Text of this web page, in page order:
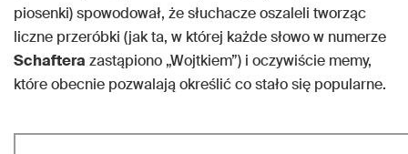
piosenki) spowodował, że słuchacze oszaleli tworząc
liczne przeróbki (jak ta, w której każde słowo w numerze
Schaftera zastąpiono „Wojtkiem”) i oczywiście memy,
które obecnie pozwalają określić co stało się popularne.